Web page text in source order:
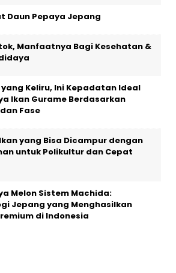
Daun Pepaya Jepang
Manfaatnya Bagi Kesehatan &
yang Keliru, Ini Kepadatan Ideal
Ikan Gurame Berdasarkan
Fase
yang Bisa Dicampur dengan
untuk Polikultur dan Cepat
Melon Sistem Machida:
Jepang yang Menghasilkan
di Indonesia